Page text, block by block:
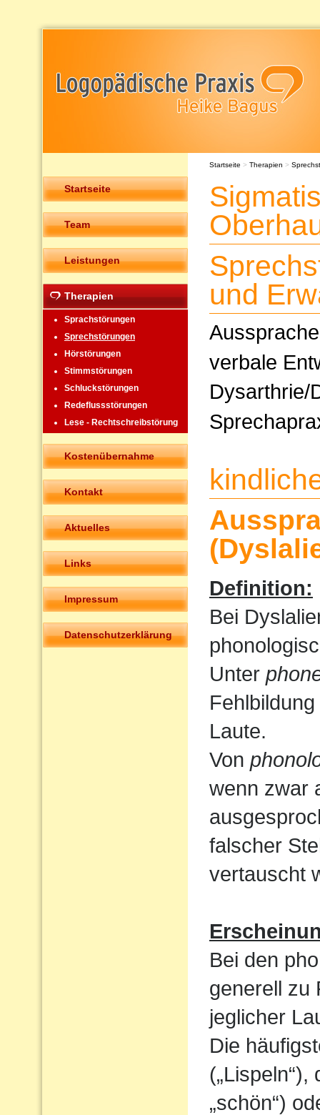
Startseite
Team
Leistungen
Therapien
Sprachstörungen
Sprechstörungen
Hörstörungen
Stimmstörungen
Schluckstörungen
Redeflussstörungen
Lese - Rechtschreibstörung
Kostenübernahme
Kontakt
Aktuelles
Links
Impressum
Datenschutzerklärung
Startseite > Therapien >
und
verbale
Dysarthrie/
Definition:
Bei
Unter
Laute.
Von
wenn zwar
falscher
vertauscht
Bei den
generell zu
jeglicher
Die
„schön“)